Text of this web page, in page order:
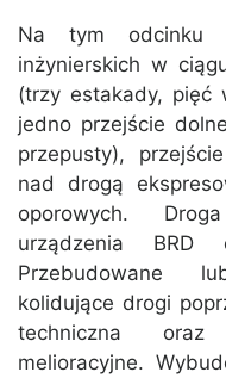
Na tym odcinku
inżynierskich w
(trzy estakady, pięć
jedno przejście
przepusty),
nad drogą
oporowych.
urządzenia BRD
Przebudowane
kolidujące drogi
techniczna oraz
melioracyjne.